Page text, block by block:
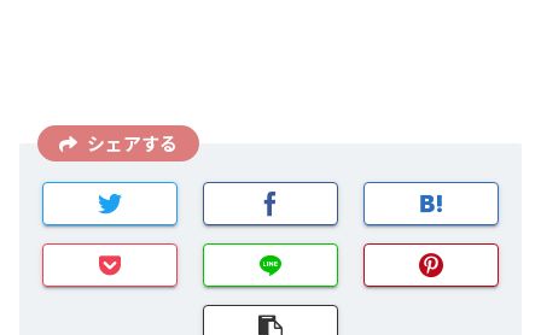
シェアする